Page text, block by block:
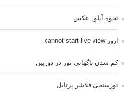
نحوه آپلود عکس
ارور cannot start live view
کم شدن ناگهانی نور در دوربین
نورسنجی فلاشر پرتابل